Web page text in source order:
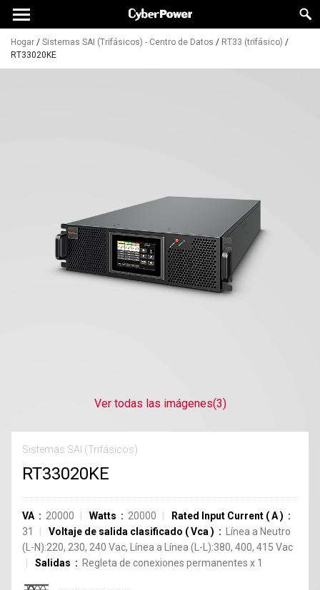
Hogar / Sistemas SAI (Trifásicos) - Centro de Datos / RT33 (trifásico) /
RT33020KE
Ver todas las imágenes(3)
Sistemas SAI (Trifásicos)
RT33020KE
VA 20000 Watts 20000 Rated Input Current (A)
31
Voltaje de salida clasificado (Vca )
Línea a Neutro
(L-N):220, 230, 240 Vac, Línea a Línea (L-L):380, 400, 415 Vac
Salidas
Regleta de conexiones permanentes x 1